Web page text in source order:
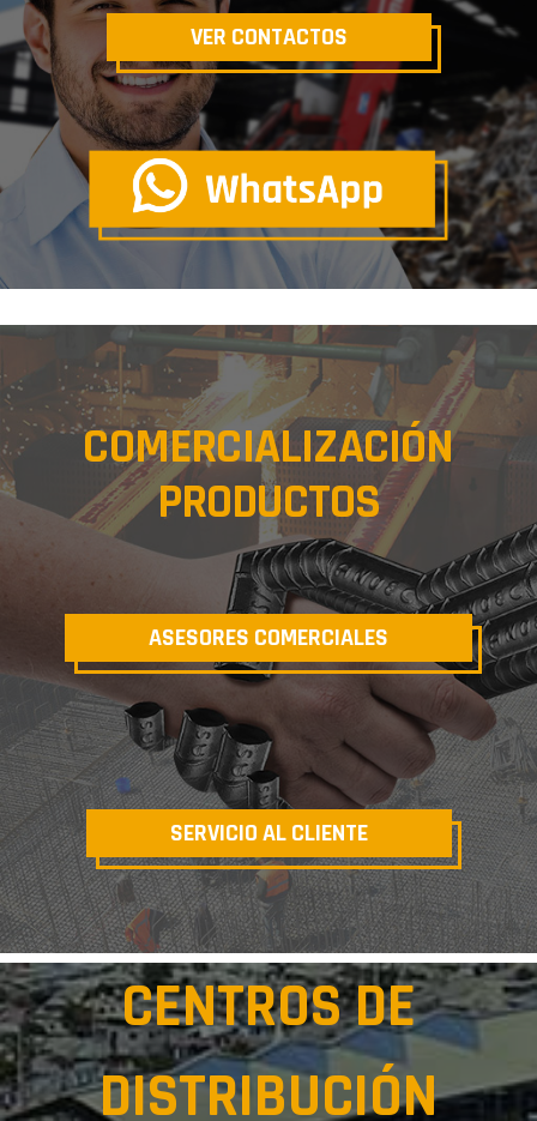
VER CONTACTOS
COMERCIALIZACIÓN
PRODUCTOS
ASESORES COMERCIALES
SERVICIO AL CLIENTE
CENTROS DE
DISTRIBUCIÓN